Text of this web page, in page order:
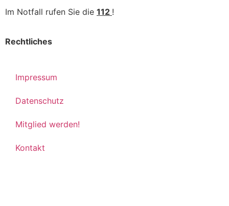
Im Notfall rufen Sie die 112 !
Rechtliches
Impressum
Datenschutz
Mitglied werden!
Kontakt